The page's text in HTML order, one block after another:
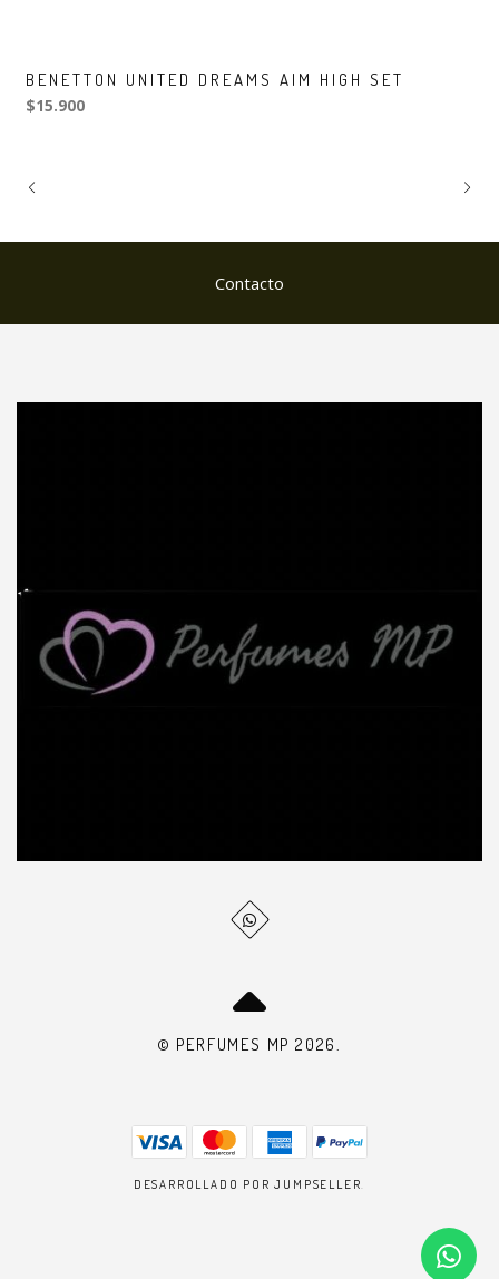
BENETTON UNITED DREAMS AIM HIGH SET
$15.900
Contacto
© PERFUMES MP 2026.
DESARROLLADO POR JUMPSELLER